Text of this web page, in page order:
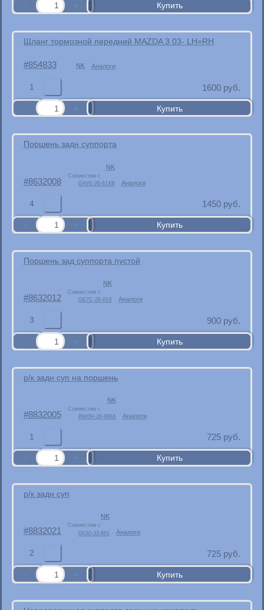
Шланг тормозной передний MAZDA 3 03- LH=RH
854833 NK Аналоги
1 1600 руб.
Поршень задн суппорта
8632008
NK
Совместим с
GAYE-26-61XB
Аналоги
4 1450 руб.
Поршень зад суппорта пустой
8632012
NK
Совместим с
GE7C-26-61X
Аналоги
3 900 руб.
р/к задн суп на поршень
8832005
NK
Совместим с
BW0H-26-998A
Аналоги
1 725 руб.
р/к задн суп
8832021
NK
Совместим с
G030-33-661
Аналоги
2 725 руб.